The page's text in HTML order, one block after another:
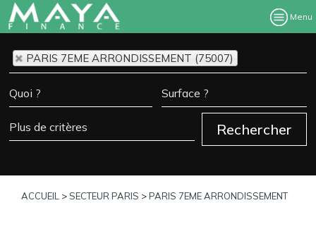
Menu
PARIS 7EME ARRONDISSEMENT (75007)
ACCUEIL > SECTEUR PARIS >PARIS 7EME ARRONDISSEMENT